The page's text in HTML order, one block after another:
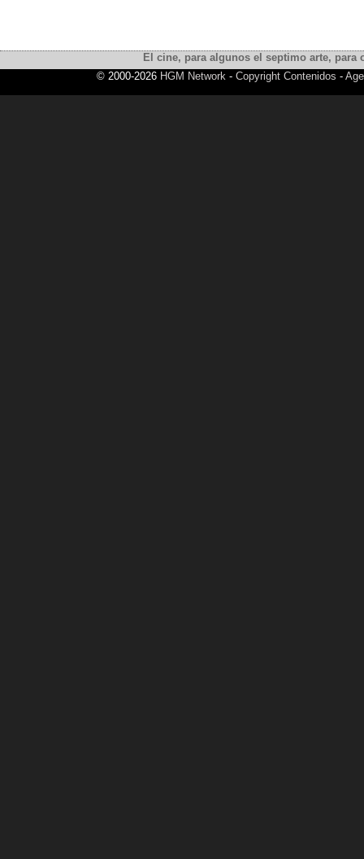
El cine, para algunos el septimo arte,
© 2000-2026 HGM Network - Copyright Contenidos -